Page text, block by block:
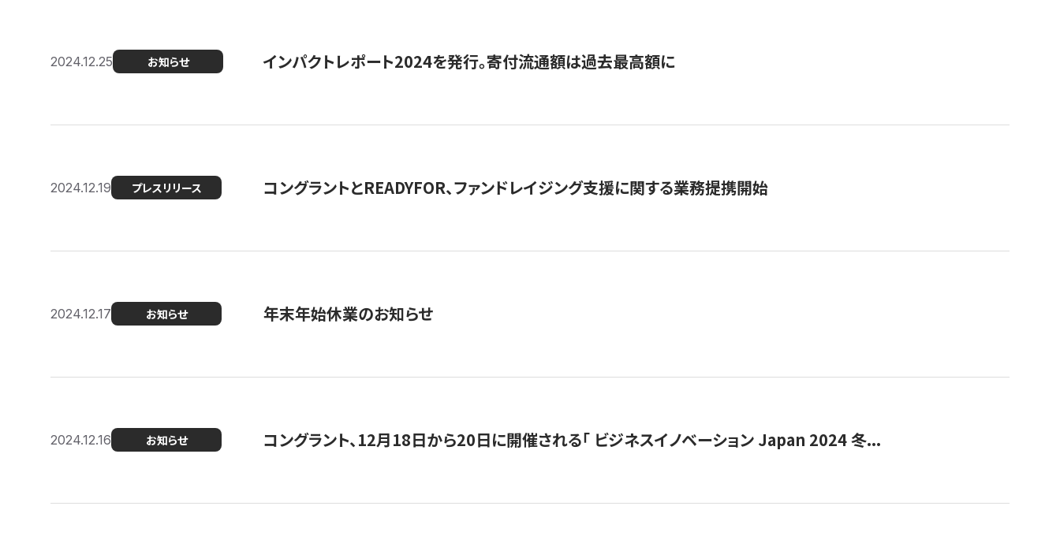
2024.12.25 お知らせ インパクトレポート2024を発行。寄付流通額は過去最高額に
2024.12.19 プレスリリース コングラントとREADYFOR、ファンドレイジング支援に関する業務提携開始
2024.12.17 お知らせ 年末年始休業のお知らせ
2024.12.16 お知らせ コングラント、12月18日から20日に開催される「 ビジネスイノベーション Japan 2024 冬...